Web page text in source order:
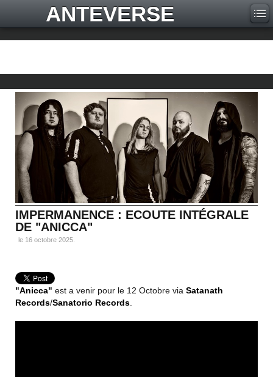
ANTEVERSE
IMPERMANENCE : ECOUTE INTÉGRALE
DE "ANICCA"
le 16 octobre 2025
"Anicca" est a venir pour le 12 Octobre via Satanath
Records/Sanatorio Records